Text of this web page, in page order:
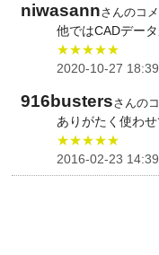
niwasannさんのコ
他ではCADデー
★★★★★
2020-10-27
916bustersさんの
ありがたく使わ
★★★★★
2016-02-23